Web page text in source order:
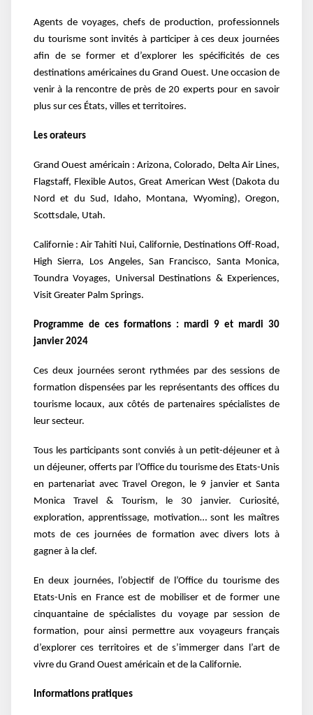
Agents de voyages, chefs de production, professionnels
du tourisme sont invités à participer à ces deux journées
afin de se former et d’explorer les spécificités de ces
destinations américaines du Grand Ouest. Une occasion de
venir à la rencontre de près de 20 experts pour en savoir
plus sur ces États, villes et territoires.
Les orateurs
Grand Ouest américain : Arizona, Colorado, Delta Air Lines,
Flagstaff, Flexible Autos, Great American West (Dakota du
Nord et du Sud, Idaho, Montana, Wyoming), Oregon,
Scottsdale, Utah.
Californie : Air Tahiti Nui, Californie, Destinations Off-Road,
High Sierra, Los Angeles, San Francisco, Santa Monica,
Toundra Voyages, Universal Destinations & Experiences,
Visit Greater Palm Springs.
Programme de ces formations : mardi 9 et mardi 30
janvier 2024
Ces deux journées seront rythmées par des sessions de
formation dispensées par les représentants des offices du
tourisme locaux, aux côtés de partenaires spécialistes de
leur secteur.
Tous les participants sont conviés à un petit-déjeuner et à
un déjeuner, offerts par l’Office du tourisme des Etats-Unis
en partenariat avec Travel Oregon, le 9 janvier et Santa
Monica Travel & Tourism, le 30 janvier. Curiosité,
exploration, apprentissage, motivation… sont les maîtres
mots de ces journées de formation avec divers lots à
gagner à la clef.
En deux journées, l’objectif de l’Office du tourisme des
Etats-Unis en France est de mobiliser et de former une
cinquantaine de spécialistes du voyage par session de
formation, pour ainsi permettre aux voyageurs français
d’explorer ces territoires et de s’immerger dans l’art de
vivre du Grand Ouest américain et de la Californie.
Informations pratiques